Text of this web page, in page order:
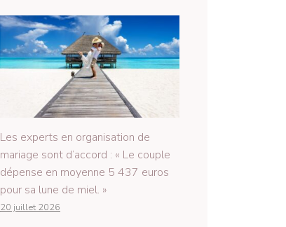
Les experts en organisation de
mariage sont d’accord : « Le couple
dépense en moyenne 5 437 euros
pour sa lune de miel. »
20 juillet 2026